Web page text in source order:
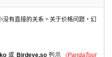
有直接的关系。关于价格问题，幻
或 Birdeye.so 列示 （PandaTool